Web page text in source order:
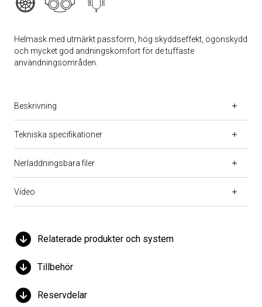
Helmask med utmärkt passform, hög skyddseffekt, ögonskydd
och mycket god andningskomfort för de tuffaste
användningsområden.
Beskrivning
Tekniska specifikationer
Nerladdningsbara filer
Video
Relaterade produkter och system
Tillbehör
Reservdelar